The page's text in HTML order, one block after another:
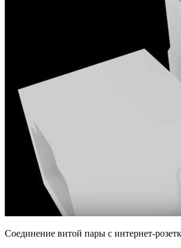
Соединение витой пары с интернет-